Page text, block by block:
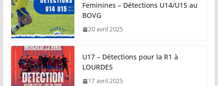
Feminines – Détections U14/U15 au
BOVG
20 avril 2025
U17 – Détections pour la R1 à
LOURDES
17 avril 2025